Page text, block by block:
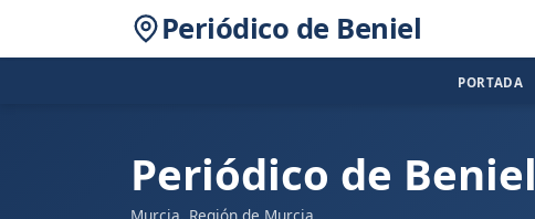
Periódico de Beniel
PORTADA
Periódico de Beniel